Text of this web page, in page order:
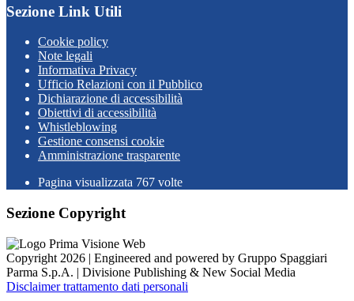
Sezione Link Utili
Cookie policy
Note legali
Informativa Privacy
Ufficio Relazioni con il Pubblico
Dichiarazione di accessibilità
Obiettivi di accessibilità
Whistleblowing
Gestione consensi cookie
Amministrazione trasparente
Pagina visualizzata 767 volte
Sezione Copyright
Copyright 2026 | Engineered and powered by Gruppo Spaggiari
Parma S.p.A. | Divisione Publishing & New Social Media
Disclaimer trattamento dati personali